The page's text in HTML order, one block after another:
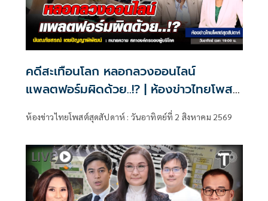
คดีสะเทือนโลก หลอกลวงออนไลน์
แพลตฟอร์มผิดด้วย..!? | ห้องข่าวไทยโพสต์
ห้องข่าวไทยโพสต์สุดสัปดาห์ : วันอาทิตย์ที่ 2 สิงหาคม 2569